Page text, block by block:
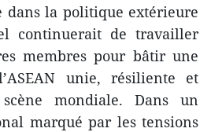
dans la politique extérieure
continuerait de travailler
membres pour bâtir une
unie, résiliente et
mondiale. Dans un
marqué par les tensions